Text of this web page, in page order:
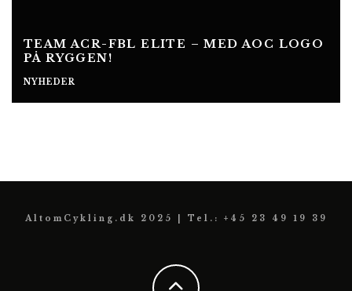
TEAM ACR-FBL ELITE – MED AOC LOGO
PÅ RYGGEN!
NYHEDER
AltomCykling.dk 2025 | Tel.: +45 23 49 19 39